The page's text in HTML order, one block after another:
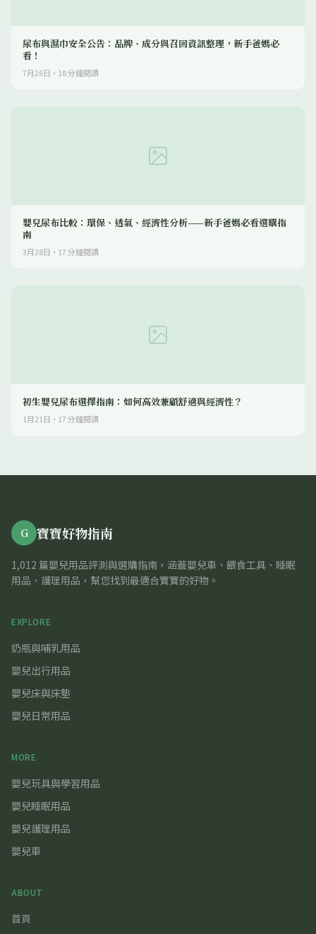
尿布與濕巾安全公告：品牌、成分與召回資訊整理，新手爸媽必
看！
7月26日 · 18分鐘閱讀
嬰兒尿布比較：環保、透氣、經濟性分析——新手爸媽必看選購指
南
3月28日 · 17分鐘閱讀
初生嬰兒尿布選擇指南：如何高效兼顧舒適與經濟性？
1月21日 · 17分鐘閱讀
G 寶寶好物指南
1,012 篇嬰兒用品評測與選購指南，涵蓋嬰兒車、餵食工具、睡眠
用品、護理用品，幫您找到最適合寶寶的好物。
EXPLORE
奶瓶與哺乳用品
嬰兒出行用品
嬰兒床與床墊
嬰兒日常用品
MORE
嬰兒玩具與學習用品
嬰兒睡眠用品
嬰兒護理用品
嬰兒車
ABOUT
首頁